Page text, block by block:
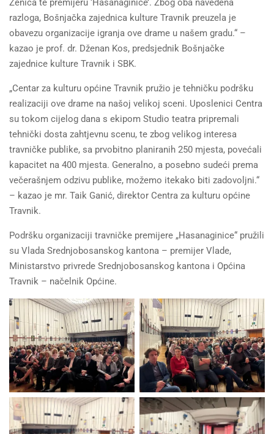
razloga, Bošnjačka zajednica kulture Travnik preuzela je
obavezu organizacije igranja ove drame u našem gradu.“ –
kazao je prof. dr. Dženan Kos, predsjednik Bošnjačke
zajednice kulture Travnik i SBK.
„Centar za kulturu općine Travnik pružio je tehničku podršku
realizaciji ove drame na našoj velikoj sceni. Uposlenici Centra
su tokom cijelog dana s ekipom Studio teatra pripremali
tehnički dosta zahtjevnu scenu, te zbog velikog interesa
travničke publike, sa prvobitno planiranih 250 mjesta, povećali
kapacitet na 400 mjesta. Generalno, a posebno sudeći prema
večerašnjem odzivu publike, možemo itekako biti zadovoljni.“
– kazao je mr. Taik Ganić, direktor Centra za kulturu općine
Travnik.
Podršku organizaciji travničke premijere „Hasanaginice“ pružili
su Vlada Srednjobosanskog kantona – premijer Vlade,
Ministarstvo privrede Srednjobosanskog kantona i Općina
Travnik – načelnik Općine.